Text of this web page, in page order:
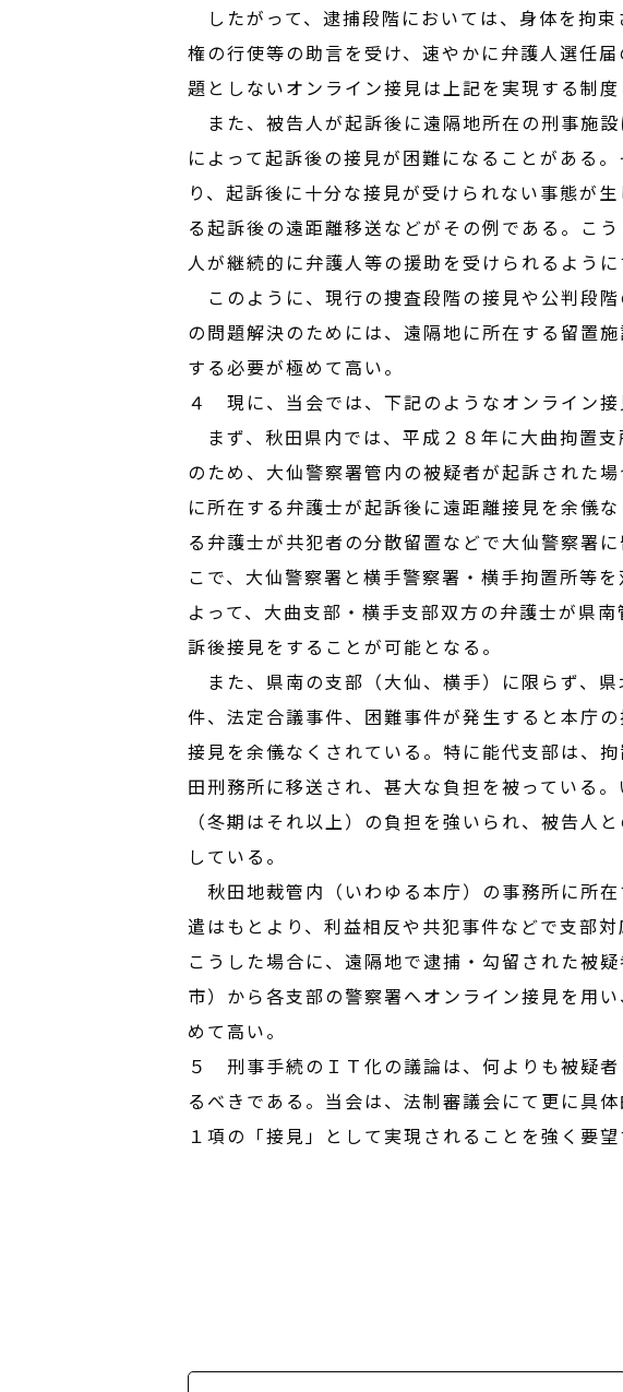
したがって、逮捕段階においては、身体を拘
権の行使等の助言を受け、速やかに弁護人選任
題としないオンライン接見は上記を実現する制
また、被告人が起訴後に遠隔地所在の刑事施
によって起訴後の接見が困難になることがある
り、起訴後に十分な接見が受けられない事態が
る起訴後の遠距離移送などがその例である。こ
人が継続的に弁護人等の援助を受けられるように
このように、現行の捜査段階の接見や公判段
の問題解決のためには、遠隔地に所在する留置
する必要が極めて高い。
４ 現に、当会では、下記のようなオンライン接
まず、秋田県内では、平成２８年に大曲拘置
のため、大仙警察署管内の被疑者が起訴された
に所在する弁護士が起訴後に遠距離接見を余儀
る弁護士が共犯者の分散留置などで大仙警察署
こで、大仙警察署と横手警察署・横手拘置所等
よって、大曲支部・横手支部双方の弁護士が県
訴後接見をすることが可能となる。
また、県南の支部（大仙、横手）に限らず、
件、法定合議事件、困難事件が発生すると本庁
接見を余儀なくされている。特に能代支部は、
田刑務所に移送され、甚大な負担を被っている
（冬期はそれ以上）の負担を強いられ、被告人
している。
秋田地裁管内（いわゆる本庁）の事務所に所
遣はもとより、利益相反や共犯事件などで支部
こうした場合に、遠隔地で逮捕・勾留された被
市）から各支部の警察署へオンライン接見を用
めて高い。
５ 刑事手続のＩＴ化の議論は、何よりも被疑
るべきである。当会は、法制審議会にて更に具
１項の「接見」として実現されることを強く要望